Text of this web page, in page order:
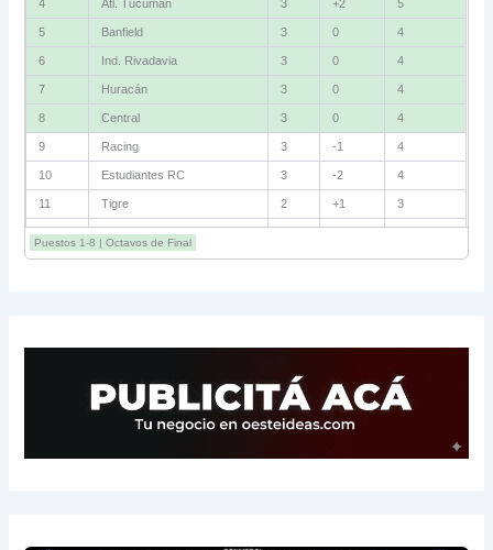
4 Atl. Tucumán 3 +2 5
5 Banfield 3 0 4
6 Ind. Rivadavia 3 0 4
7 Huracán 3 0 4
8 Central 3 0 4
9 Racing 3 -1 4
10 Estudiantes RC 3 -2 4
11 Tigre 2 +1 3
12 Belgrano
13 Sarmiento 3 -1 3
Puestos 1-8 | Octavos de Final